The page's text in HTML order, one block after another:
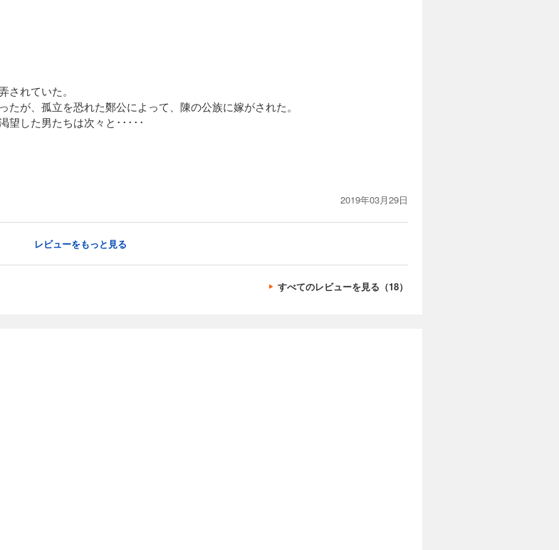
れていた。
が、孤立を恐れた鄭公によって、陳の公族に嫁がされた。
望した男たちは次々と･････
2019年03月29日
レビューをもっと見る
すべてのレビューを見る（18）